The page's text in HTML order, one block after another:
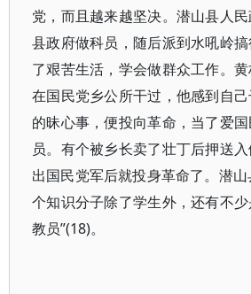
党，而且越来越坚决。潜山县人
县政府做科员，随后派到水吼岭
了艰苦生活，学会做群众工作。
在国民党乡公所干过，他感到自
的昧心事，便投向革命，当了爱
员。有个被乡长卖了壮丁后押送
出国民党军后就投身革命了。潜
个知识分子除了学生外，还有不
教员”(18)。